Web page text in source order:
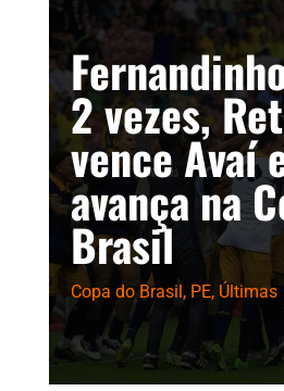
2 vezes,
vence Avaí
avança na
Brasil
Copa do Brasil, PE, Últimas